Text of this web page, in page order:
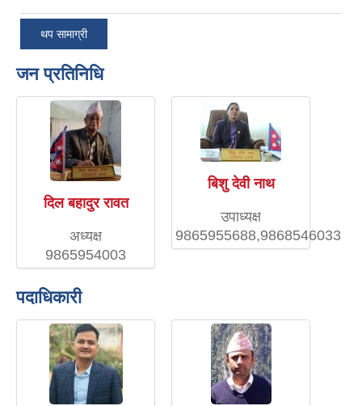
थप सामाग्री
जन प्रतिनिधि
दिल बहादुर रावत
अध्यक्ष
9865954003
बिशु देवी नाथ
उपाध्यक्ष
9865955688,9868546033
पदाधिकारी